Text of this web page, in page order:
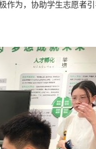
为，协助学生志愿者